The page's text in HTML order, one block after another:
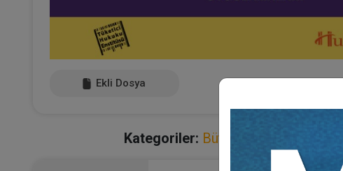
Ekli Dosya
Kategoriler: Bütün Video Eğitimler